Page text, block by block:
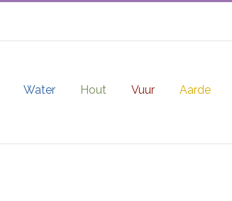
Water Hout Vuur Aarde